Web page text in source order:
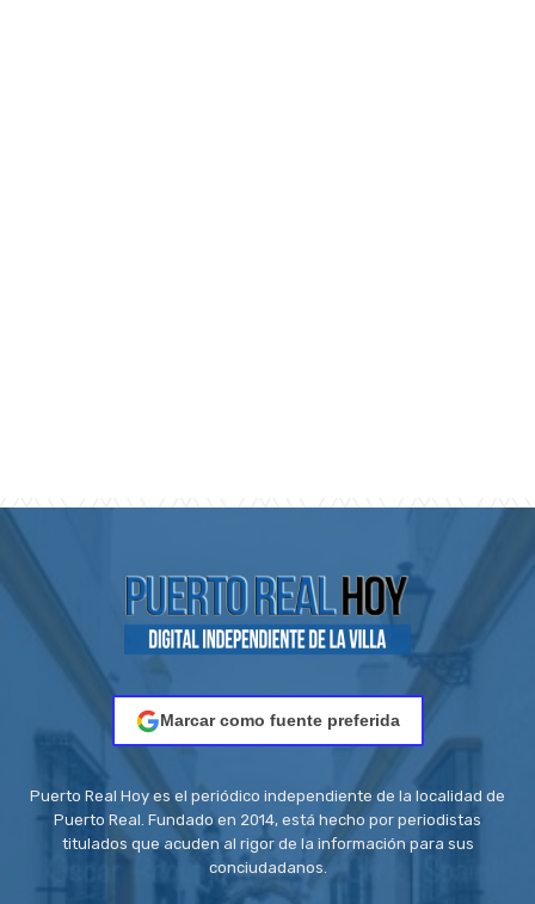
Marcar como fuente preferida
Puerto Real Hoy es el periódico independiente de la localidad de
Puerto Real. Fundado en 2014, está hecho por periodistas
titulados que acuden al rigor de la información para sus
conciudadanos.